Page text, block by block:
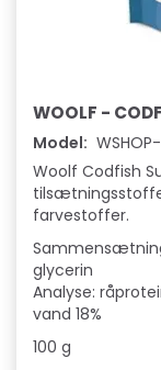
WOOLF -
Model:
Woolf Codfish
farvestoffer.
glycerin
Analyse:
vand 18%
100 g